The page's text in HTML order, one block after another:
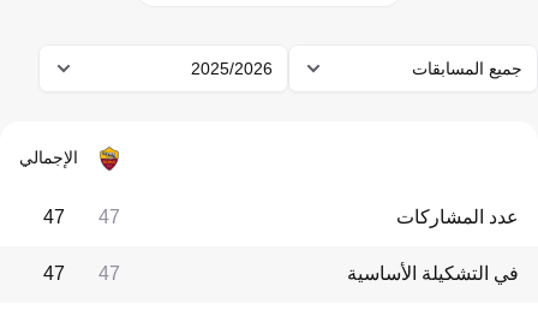
جميع المسابقات 2025/2026
الإجمالي
عدد المشاركات 47
47
في التشكيلة الأساسية 47
47